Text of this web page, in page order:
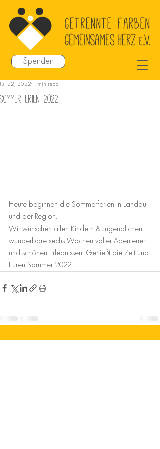
Spenden
Sommerferien 2022
Jul 22, 2022 1 min read
Heute beginnen die Sommerferien in Landau
und der Region.
Wir wünschen allen Kindern & Jugendlichen
wunderbare sechs Wochen voller Abenteuer
und schönen Erlebnissen. Genießt die Zeit und
Euren Sommer 2022